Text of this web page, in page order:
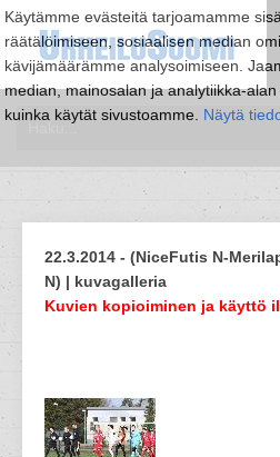
Käytämme evästeitä tarjoamamme
räätälöimiseen, sosiaalisen median
kävijämäärämme analysoimiseen.
median, mainosalan ja analytiikka-
kuinka käytät sivustoamme. Näytä
22.3.2014 - (NiceFutis N-
N) | kuvagalleria
Kuvien kopioiminen ja käyttö